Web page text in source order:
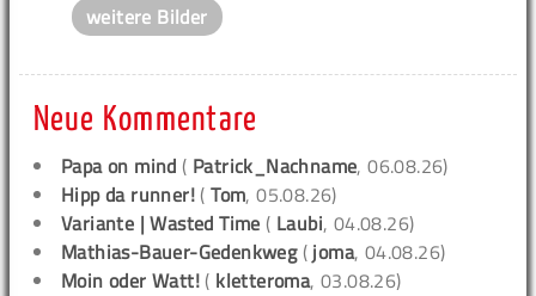
weitere Bilder
Neue Kommentare
Papa on mind ( Patrick_Nachname, 06.08.26)
Hipp da runner! (Tom, 05.08.26)
Variante | Wasted Time ( Laubi, 04.08.26)
Mathias-Bauer-Gedenkweg( joma, 04.08.26)
Moin oder Watt! ( kletteroma, 03.08.26)